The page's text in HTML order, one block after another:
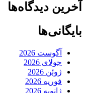
آخرین دیدگاه‌ها
بایگانی‌ها
آگوست 2026
جولای 2026
ژوئن 2026
فوریه 2026
ژانویه 2026